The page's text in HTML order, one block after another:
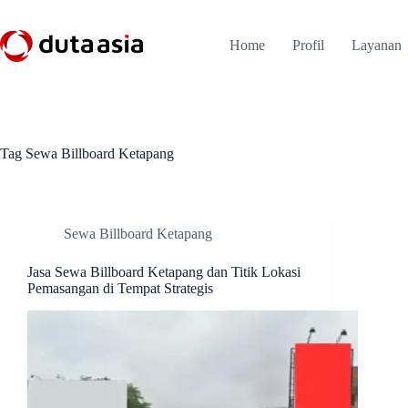
content
Home Profil Layanan
Tag Sewa Billboard Ketapang
Sewa Billboard Ketapang
Jasa Sewa Billboard Ketapang dan Titik Lokasi
Pemasangan di Tempat Strategis